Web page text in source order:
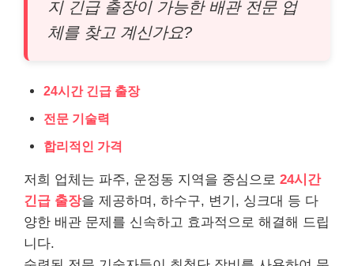
지 긴급 출장이 가능한 배관 전문 업
체를 찾고 계신가요?
24시간 긴급 출장
전문 기술력
합리적인 가격
저희 업체는 파주, 운정동 지역을 중심으로 24시간
긴급 출장을 제공하며, 하수구, 변기, 싱크대 등 다
양한 배관 문제를 신속하고 효과적으로 해결해 드립
니다.